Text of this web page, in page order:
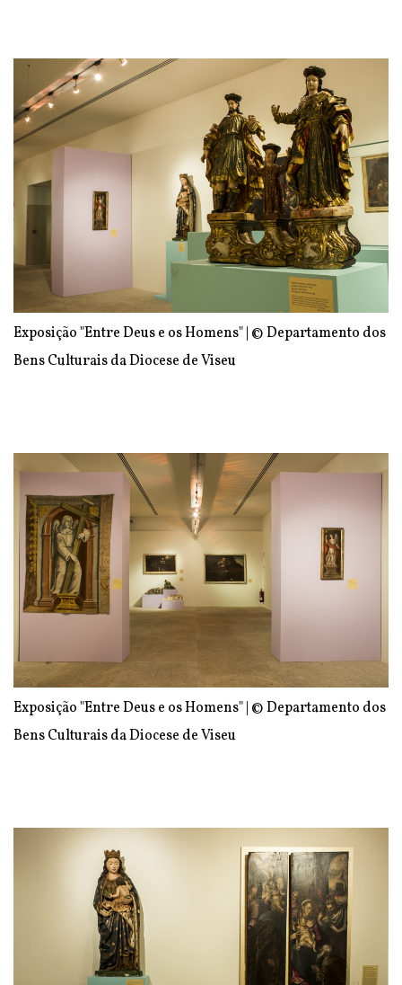
Exposição "Entre Deus e os Homens" | © Departamento dos
Bens Culturais da Diocese de Viseu
Exposição "Entre Deus e os Homens" | © Departamento dos
Bens Culturais da Diocese de Viseu